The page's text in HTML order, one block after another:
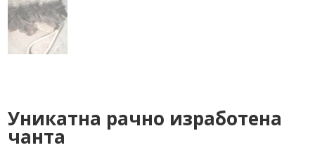
Уникатна рачно изработена
чанта